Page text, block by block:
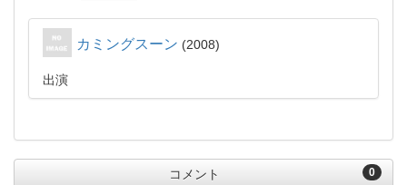
カミングスーン 2008
出演
0
コメント